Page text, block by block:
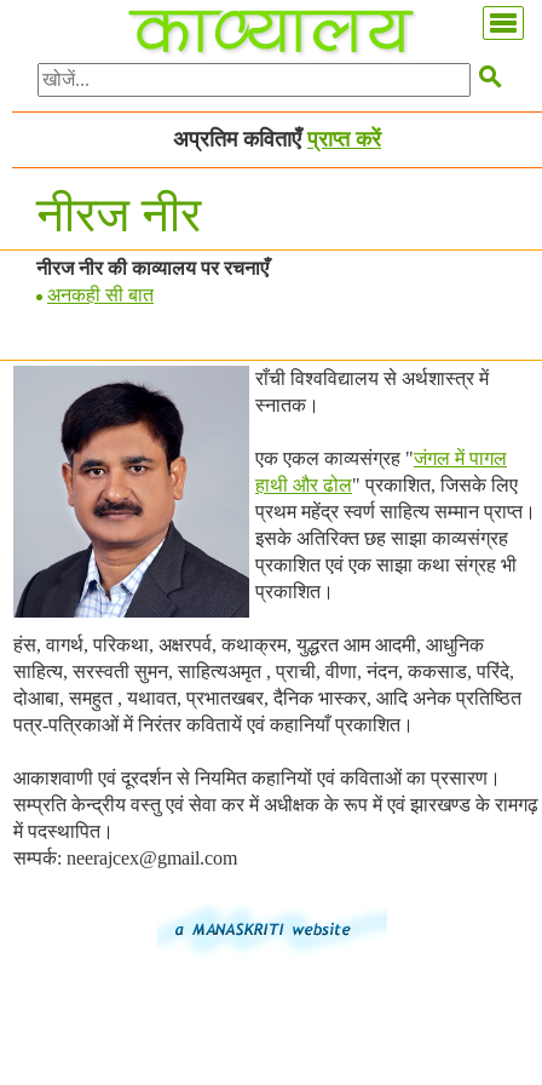

अप्रतिम कविताएँप्राप्त करें
नीरज नीर
नीरज नीर की काव्यालय पर रचनाएँ
अनकही सी बात
राँची विश्वविद्यालय से अर्थशास्त्र में
स्नातक।
एक एकल काव्यसंग्रह "जंगल में पागल
हाथी और ढोल" प्रकाशित, जिसके लिए
प्रथम महेंद्र स्वर्ण साहित्य सम्मान प्राप्त।
इसके अतिरिक्त छह साझा काव्यसंग्रह
प्रकाशित एवं एक साझा कथा संग्रह भी
प्रकाशित।
हंस, वागर्थ, परिकथा, अक्षरपर्व, कथाक्रम, युद्धरत आम आदमी, आधुनिक
साहित्य, सरस्वती सुमन, साहित्यअमृत , प्राची, वीणा, नंदन, ककसाड, परिंदे,
दोआबा, समहुत , यथावत, प्रभातखबर, दैनिक भास्कर, आदि अनेक प्रतिष्ठित
पत्र-पत्रिकाओं में निरंतर कवितायें एवं कहानियाँ प्रकाशित।
आकाशवाणी एवं दूरदर्शन से नियमित कहानियों एवं कविताओं का प्रसारण।
सम्प्रति केन्द्रीय वस्तु एवं सेवा कर में अधीक्षक के रूप में एवं झारखण्ड के रामगढ़
में पदस्थापित।
सम्पर्क: neerajcex@gmail.com